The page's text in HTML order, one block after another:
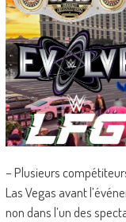
– Plusieurs
Las Vegas avant
non dans l’un des